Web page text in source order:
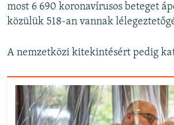
most 6 690 koronavírusos beteget
közülük 518-an vannak
A nemzetközi kitekintésért pedig